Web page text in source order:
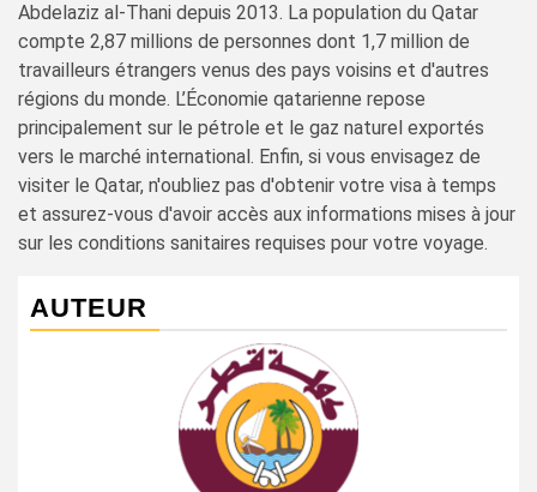
Abdelaziz al-Thani depuis 2013. La population du Qatar
compte 2,87 millions de personnes dont 1,7 million de
travailleurs étrangers venus des pays voisins et d'autres
régions du monde. L’Économie qatarienne repose
principalement sur le pétrole et le gaz naturel exportés
vers le marché international. Enfin, si vous envisagez de
visiter le Qatar, n'oubliez pas d'obtenir votre visa à temps
et assurez-vous d'avoir accès aux informations mises à jour
sur les conditions sanitaires requises pour votre voyage.
AUTEUR